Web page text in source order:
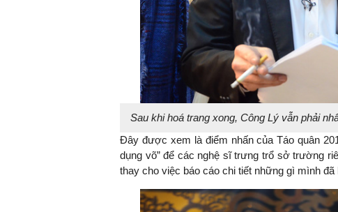
Sau khi hoá trang xong, Công Lý vẫn phải
Đây được xem là điểm nhấn của Táo quân
dụng võ” để các nghệ sĩ trưng trổ sở trường
thay cho việc báo cáo chi tiết những gì mình